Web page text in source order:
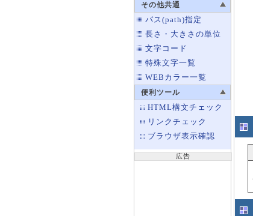
その他共通
パス(path)指定
長さ・大きさの単位
文字コード
特殊文字一覧
WEBカラー一覧
便利ツール
HTML構文チェック
リンクチェック
ブラウザ表示確認
広告